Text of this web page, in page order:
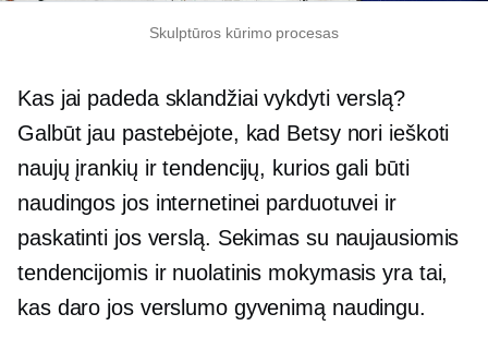
Skulptūros kūrimo procesas
Kas jai padeda sklandžiai vykdyti verslą?
Galbūt jau pastebėjote, kad Betsy nori ieškoti
naujų įrankių ir tendencijų, kurios gali būti
naudingos jos internetinei parduotuvei ir
paskatinti jos verslą. Sekimas su naujausiomis
tendencijomis ir nuolatinis mokymasis yra tai,
kas daro jos verslumo gyvenimą naudingu.